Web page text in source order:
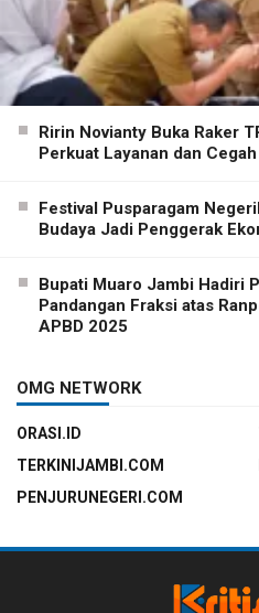
Ririn Novianty Buka Raker
Perkuat Layanan dan
Festival Pusparagam
Budaya Jadi Penggerak
Bupati Muaro Jambi Hadiri
Pandangan Fraksi atas
APBD 2025
OMG NETWORK
ORASI.ID
TERKINIJAMBI.COM
PENJURUNEGERI.COM